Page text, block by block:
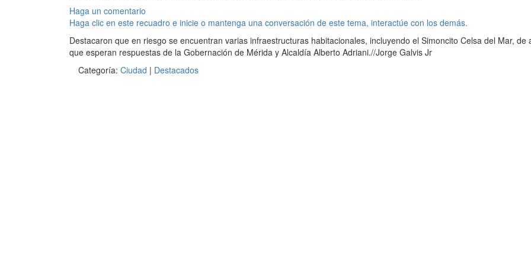
Haga un comentario
Haga clic en este recuadro e inicie o mantenga una conversación de este tema, interactúe con los demás.
Destacaron que en riesgo se encuentran varias infraestructuras habitacionales, incluyendo el Simoncito Celsa del Mar, de
que esperan respuestas de la Gobernación de Mérida y Alcaldía Alberto Adriani.//Jorge Galvis Jr
Categoría: Ciudad | Destacados